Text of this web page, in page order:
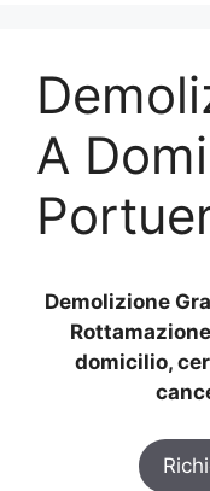
A
Demolizione
domicilio,